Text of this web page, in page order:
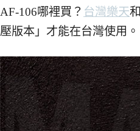
AF-106哪裡買？ 台灣樂天和
壓版本」才能在台灣使用。